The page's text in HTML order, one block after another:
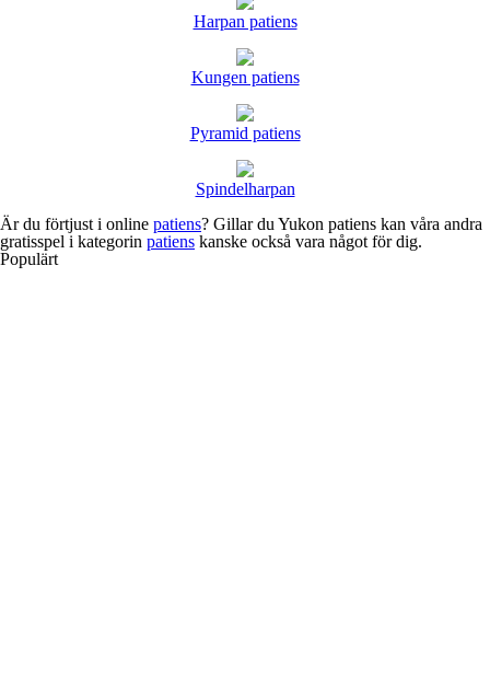
Harpan patiens
Kungen patiens
Pyramid patiens
Spindelharpan
Är du förtjust i online patiens? Gillar du Yukon patiens kan våra andra
gratisspel i kategorin patiens kanske också vara något för dig.
Populärt